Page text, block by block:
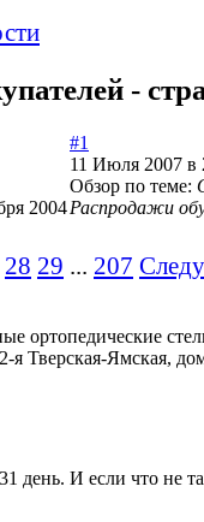
-
2004
#1
11 Июля 2007 в
Обзор по теме:
Распродажи
28 29 ... 207
ортопедические
я Тверская-Ямская,
день. И если что не